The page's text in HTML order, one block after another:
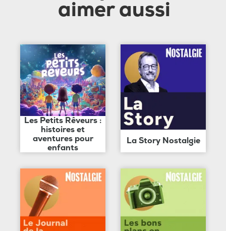
aimer aussi
Les Petits Rêveurs :
histoires et
aventures pour
enfants
La Story Nostalgie